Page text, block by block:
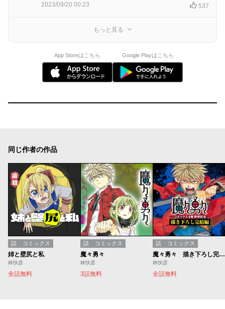
2023/09/20 00:23 537
もっと見る
App Storeはこちら Google Playはこちら
同じ作者の作品
話 コミックス
姉と壁尻と私
林快彦
全話無料
話 コミックス
魔々勇々
林快彦
3話無料
話 コミックス
魔々勇々 描き下ろし完結編
林快彦
全話無料